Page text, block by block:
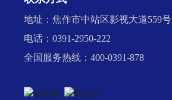
地址：焦作市中站区影视大道559号
电话：0391-2950-222
全国服务热线：400-0391-878